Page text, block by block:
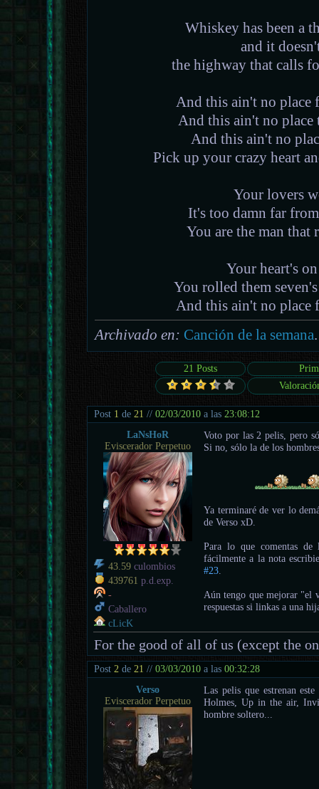
Whiskey has been a
and it
the highway that calls
And this ain't no place
And this ain't no
And this ain't no
Pick up your crazy heart
Your lovers
It's too damn far
You are the man that
Your heart's
You rolled them
And this ain't no place
Archivado en: Canción de la semana.
21 Posts
Post 1 de 21 //02/03/2010 a las 23:08:12
LaNsHoR
Eviscerador Perpetuo
43.59 culombios
439761 p.d.exp.
-
Caballero
cLicK
Voto por las 2 pelis, pero
Si no, sólo la de los
Ya terminaré de ver lo
de Verso xD.
Para lo que comentas
fácilmente a la nota
#23
Aún tengo que mejorar "el
respuestas si linkas a una
For the good of all of us (except the
Post 2 de 21 //03/03/2010 a las00:32:28
Verso
Eviscerador Perpetuo
Las pelis que estrenan
Holmes, Up in the air,
hombre soltero...